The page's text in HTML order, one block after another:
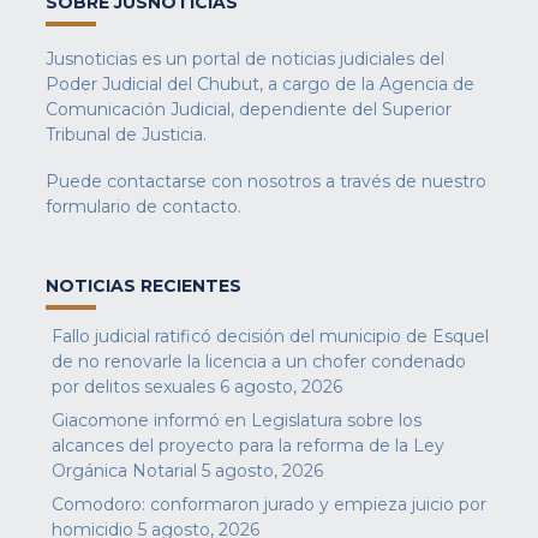
Jusnoticias es un portal de noticias judiciales del
Poder Judicial del Chubut, a cargo de la Agencia de
Comunicación Judicial, dependiente del Superior
Tribunal de Justicia.
Puede contactarse con nosotros a través de nuestro
formulario de contacto.
NOTICIAS RECIENTES
Fallo judicial ratificó decisión del municipio de Esquel
de no renovarle la licencia a un chofer condenado
por delitos sexuales 6 agosto, 2026
Giacomone informó en Legislatura sobre los
alcances del proyecto para la reforma de la Ley
Orgánica Notarial 5 agosto, 2026
Comodoro: conformaron jurado y empieza juicio por
homicidio 5 agosto, 2026